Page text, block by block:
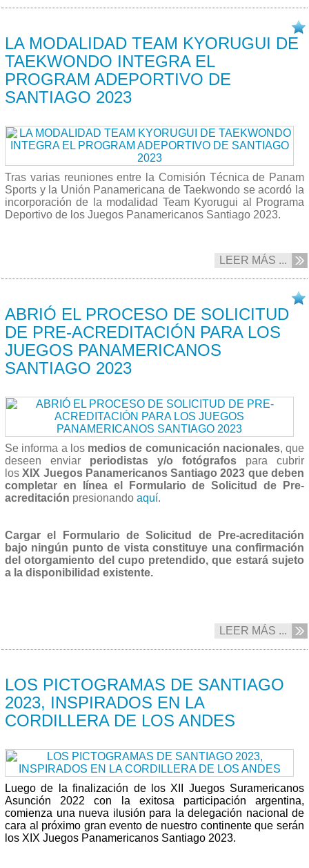
LA MODALIDAD TEAM KYORUGUI DE
TAEKWONDO INTEGRA EL
PROGRAM ADEPORTIVO DE
SANTIAGO 2023
Tras varias reuniones entre la Comisión Técnica de Panam
Sports y la Unión Panamericana de Taekwondo se acordó la
incorporación de la modalidad Team Kyorugui al Programa
Deportivo de los Juegos Panamericanos Santiago 2023.
LEER MÁS ...
ABRIÓ EL PROCESO DE SOLICITUD
DE PRE-ACREDITACIÓN PARA LOS
JUEGOS PANAMERICANOS
SANTIAGO 2023
Se informa a los medios de comunicación nacionales, que
deseen enviar periodistas y/o fotógrafos para cubrir
losXIX Juegos Panamericanos Santiago 2023 que deben
completar en línea el
Formulario de Solicitud de Pre-
acreditación presionando aquí.
Cargar el Formulario de Solicitud de Pre-acreditación
bajo ningún punto de vista constituye una confirmación
del otorgamiento del cupo pretendido, que estará sujeto
a la disponibilidad existente.
LEER MÁS ...
LOS PICTOGRAMAS DE SANTIAGO
2023, INSPIRADOS EN LA
CORDILLERA DE LOS ANDES
Luego de la finalización de los XII Juegos Suramericanos
Asunción 2022 con la exitosa participación argentina,
comienza una nueva ilusión para la delegación nacional de
cara al próximo gran evento de nuestro continente que serán
los XIX Juegos Panamericanos Santiago 2023.